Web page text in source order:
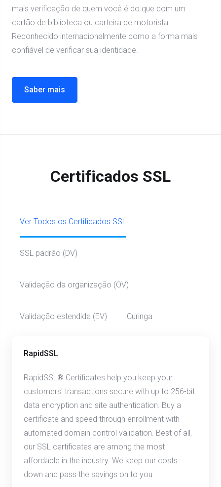
mais verificação de quem você é do que com um
cartão de biblioteca ou carteira de motorista.
Reconhecido internacionalmente como a forma mais
confiável de verificar sua identidade.
Saber mais
Certificados SSL
Ver Todos os Certificados SSL
SSL padrão (DV)
Validação da organização (OV)
Validação estendida (EV) Curinga
RapidSSL
RapidSSL® Certificates help you keep your
customers' transactions secure with up to 256-bit
data encryption and site authentication. Buy a
certificate and speed through enrollment with
automated domain control validation. Best of all,
our SSL certificates are among the most
affordable in the industry. We keep our costs
down and pass the savings on to you.